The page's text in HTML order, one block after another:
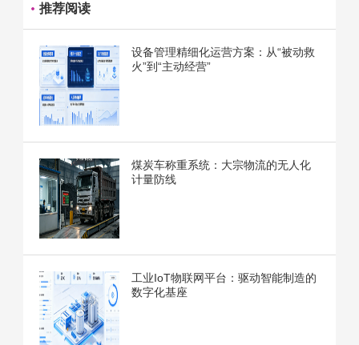
推荐阅读
设备管理精细化运营方案：从“被动救
火”到“主动经营”
煤炭车称重系统：大宗物流的无人化
计量防线
工业IoT物联网平台：驱动智能制造的
数字化基座